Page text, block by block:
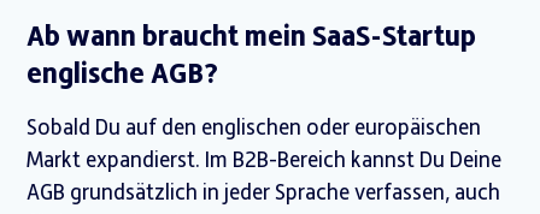
Ab wann braucht mein SaaS-Startup
englische AGB?
Sobald Du auf den englischen oder europäischen
Markt expandierst. Im B2B-Bereich kannst Du Deine
AGB grundsätzlich in jeder Sprache verfassen, auch